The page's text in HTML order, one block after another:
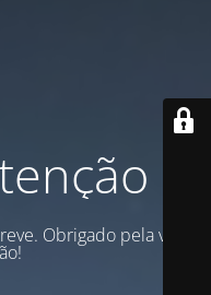
Obrigado pela vossa